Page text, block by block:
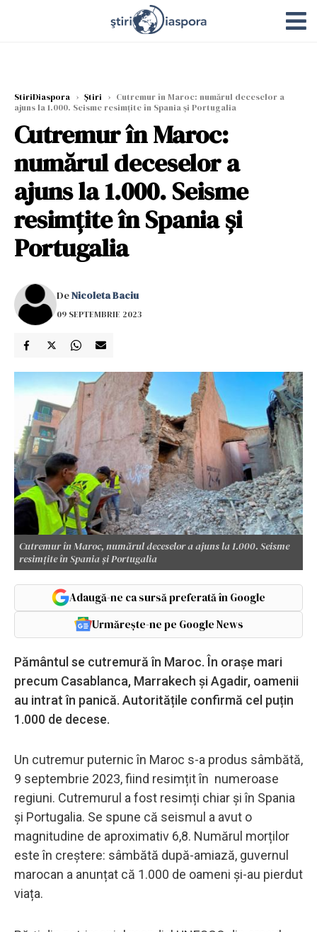
StiriDiaspora › Știri › Cutremur în Maroc: numărul deceselor a
ajuns la 1.000. Seisme resimțite în Spania și Portugalia
Cutremur în Maroc:
numărul deceselor a
ajuns la 1.000. Seisme
resimțite în Spania și
Portugalia
DeNicoleta Baciu
09 SEPTEMBRIE 2023
Cutremur în Maroc, numărul deceselor a ajuns la 1.000. Seisme
resimțite în Spania și Portugalia
Adaugă-ne ca sursă preferată în Google
Urmărește-ne pe Google News
Pământul se cutremură în Maroc. În orașe mari
precum Casablanca, Marrakech și Agadir, oamenii
au intrat în panică. Autoritățile confirmă cel puțin
1.000 de decese.
Un cutremur puternic în Maroc s-a produs sâmbătă,
9 septembrie 2023, fiind resimțit în numeroase
regiuni. Cutremurul a fost resimți chiar și în Spania
și Portugalia. Se spune că seismul a avut o
magnitudine de aproximativ 6,8. Numărul morților
este în creștere: sâmbătă după-amiază, guvernul
marocan a anunțat că 1.000 de oameni și-au pierdut
viața.